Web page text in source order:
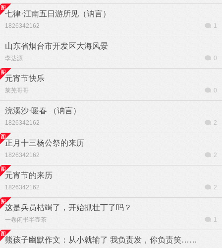
七律·江南五日游所见（讷言）
1826342162 1
山东省烟台市开发区大海风景
李达源 0
元宵节快乐
莱芜哥哥 0
浣溪沙·暖春 （讷言）
1826342162 2
正月十三杨公祭的来历
1826342162 2
元宵节的来历
1826342162 2
这是兵员枯竭了，开始抓壮丁了吗？
一卷闲书半壶茶 1
熊孩子幽默作文：从小就输了 我负责发，你负责笑……